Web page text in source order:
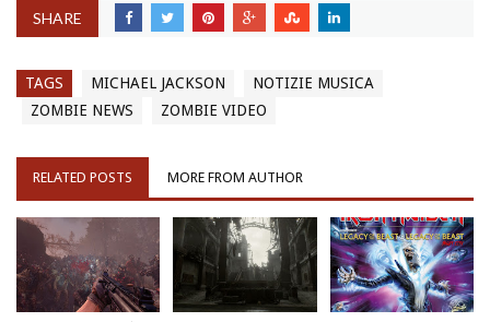
SHARE
TAGS MICHAEL JACKSON
NOTIZIE MUSICA
ZOMBIE NEWS
ZOMBIE VIDEO
RELATED POSTS MORE FROM AUTHOR